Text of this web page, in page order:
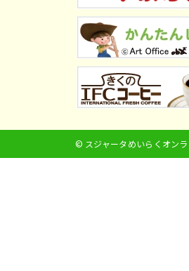
© スジャータめいらくオン